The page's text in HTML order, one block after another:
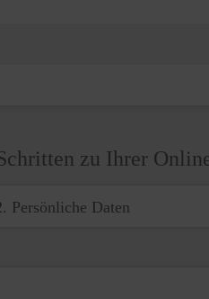
zu Ihrer
Persönliche Daten